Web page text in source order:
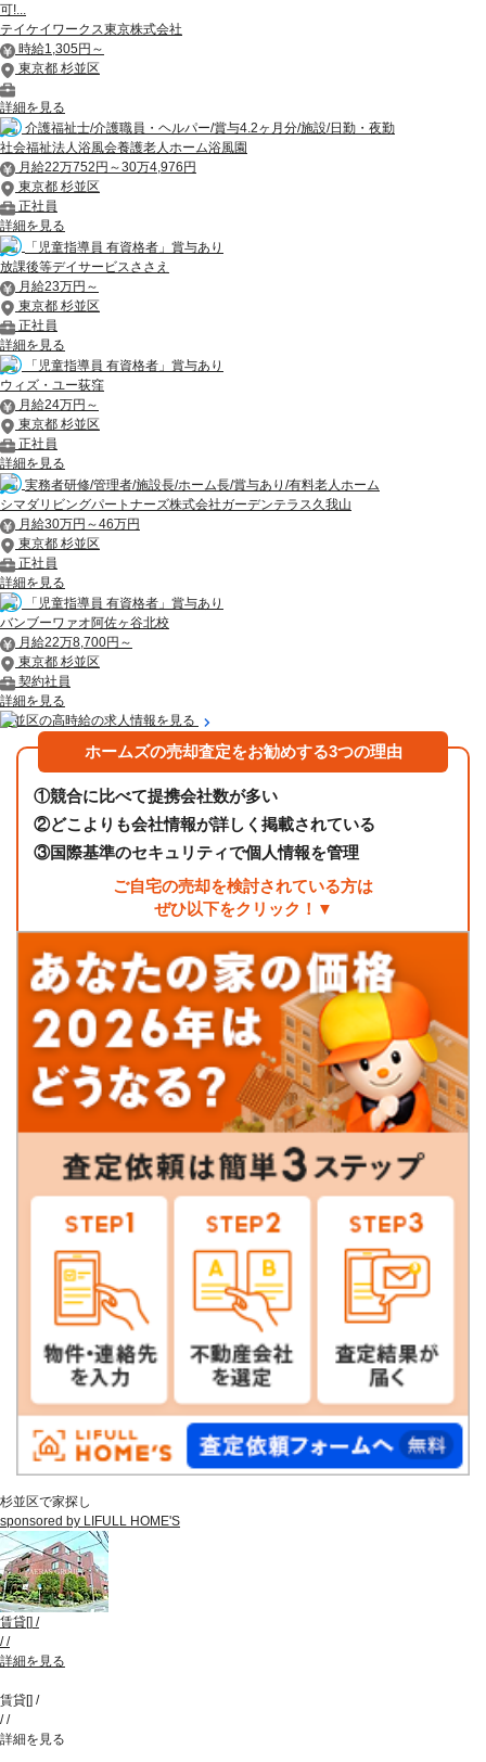
可!...
テイケイワークス東京株式会社
時給1,305円～
東京都 杉並区
詳細を見る
介護福祉士/介護職員・ヘルパー/賞与4.2ヶ月分/施設/日勤・夜勤
社会福祉法人浴風会養護老人ホーム浴風園
月給22万752円～30万4,976円
東京都 杉並区
正社員
詳細を見る
「児童指導員 有資格者」賞与あり
放課後等デイサービスささえ
月給23万円～
東京都 杉並区
正社員
詳細を見る
「児童指導員 有資格者」賞与あり
ウィズ・ユー荻窪
月給24万円～
東京都 杉並区
正社員
詳細を見る
実務者研修/管理者/施設長/ホーム長/賞与あり/有料老人ホーム
シマダリビングパートナーズ株式会社ガーデンテラス久我山
月給30万円～46万円
東京都 杉並区
正社員
詳細を見る
「児童指導員 有資格者」賞与あり
バンブーワァオ阿佐ヶ谷北校
月給22万8,700円～
東京都 杉並区
契約社員
詳細を見る
杉並区の高時給の求人情報を見る
ホームズの売却査定をお勧めする3つの理由
①競合に比べて提携会社数が多い
②どこよりも会社情報が詳しく掲載されている
③国際基準のセキュリティで個人情報を管理
ご自宅の売却を検討されている方は
ぜひ以下をクリック！▼
杉並区で家探し
sponsored by LIFULL HOME'S
賃貸[] /
//
詳細を見る
賃貸[] /
//
詳細を見る